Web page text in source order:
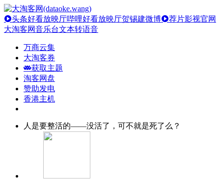
头条好看放映厅哔哩好看放映厅贺锡建微博
荐片影视官网
大淘客网音乐台文本转语音
万商云集
大淘客券
获取主题
淘客网盘
赞助发电
香港主机
人是要整活的——没活了，可不就是死了么？